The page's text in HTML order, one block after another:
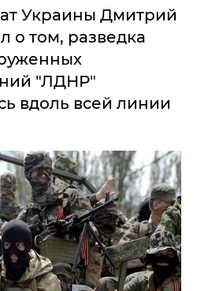
Украины Дмитрий
о том, разведка
"ЛДНР"
вдоль всей линии